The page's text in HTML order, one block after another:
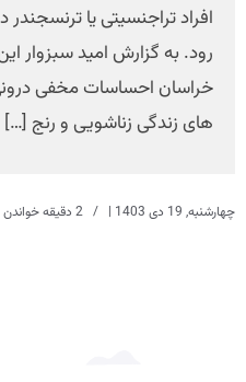
افراد تراجنسیتی یا
رود. به گزارش امید سبزوار
خراسان احساسات مخفی
های زندگی زناشویی و رنج […]
چهارشنبه, 19 دی 1403 |